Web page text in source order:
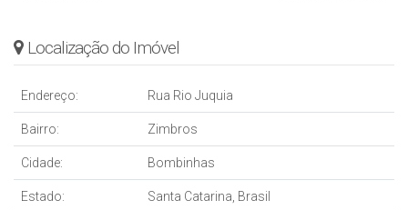
Localização do Imóvel
Endereço: Rua Rio Juquia
Bairro: Zimbros
Cidade: Bombinhas
Estado: Santa Catarina, Brasil